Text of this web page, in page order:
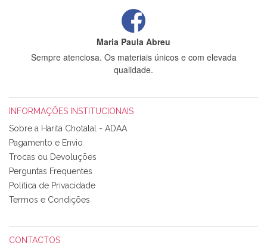
Maria Paula Abreu
Sempre atenciosa. Os materiais únicos e com elevada
qualidade.
Tudo chegou em condições, pois os produtos vieram muito
bem acondicionados. Estou plenamente satisfeita com os
produtos adquiridos. Relativamente à bolsa, tem um tecido
com um padrão e cores muito bonitas e a execução está
perfeitíssima. Futuramente penso voltar a comprar na vossa
loja, têm excelentes artigos a um preço muito justo. A
INFORMAÇÕES INSTITUCIONAIS
Sobre a Harita Chotalal - ADAA
Pagamento e Envio
Trocas ou Devoluções
Perguntas Frequentes
Política de Privacidade
Termos e Condições
CONTACTOS